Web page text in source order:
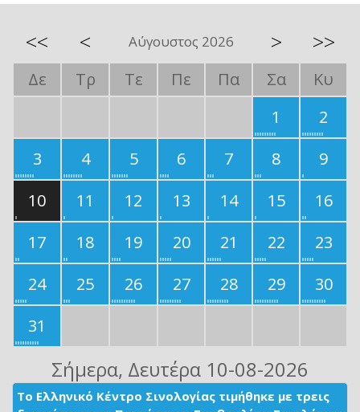
<< < Αύγουστος 2026 > >>
Δε Τρ Τε Πε Πα Σα
Κυ
1
2
3
4 5 6 7 8
9
10
11 12 13 14 15
16
17
18 19 20 21 22
23
24
25 26 27 28 29
30
31
Σήμερα, Δευτέρα 10-08-2026
Το Ελληνικό Κέντρο Σινολογίας τιμήθηκε με τρεις